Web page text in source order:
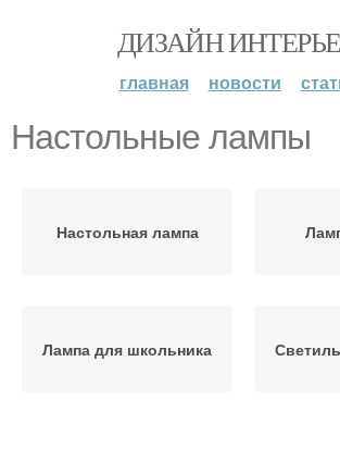
ДИЗАЙН
главная новости
Настольные лампы
Настольная лампа
Лампа для школьника